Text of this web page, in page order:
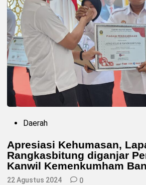
t
e
d
i
n
Daerah
Apresiasi Kehumasan,
Rangkasbitung diganjar
Kanwil Kemenkumham
22 Agustus 2024 0